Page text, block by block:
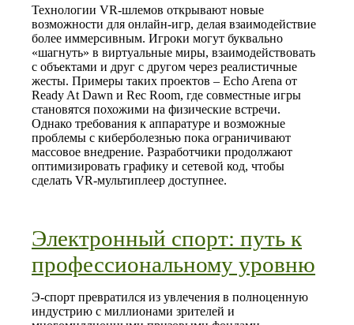
Технологии VR‑шлемов открывают новые
возможности для онлайн‑игр, делая взаимодействие
более иммерсивным. Игроки могут буквально
«шагнуть» в виртуальные миры, взаимодействовать
с объектами и друг с другом через реалистичные
жесты. Примеры таких проектов – Echo Arena от
Ready At Dawn и Rec Room, где совместные игры
становятся похожими на физические встречи.
Однако требования к аппаратуре и возможные
проблемы с киберболезнью пока ограничивают
массовое внедрение. Разработчики продолжают
оптимизировать графику и сетевой код, чтобы
сделать VR‑мультиплеер доступнее.
Электронный спорт: путь к
профессиональному уровню
Э‑спорт превратился из увлечения в полноценную
индустрию с миллионами зрителей и